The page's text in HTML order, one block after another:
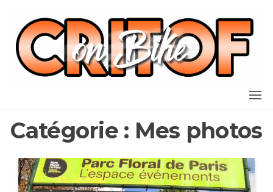
contenu
Catégorie : Mes photos